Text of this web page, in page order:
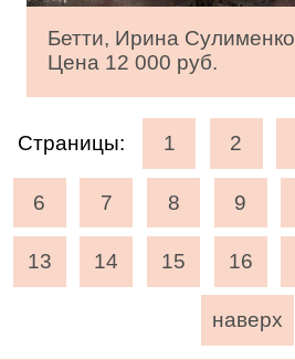
Бетти, Ирина Сулименко
Цена 12 000 руб.
Страницы: 1 2
6 7 8 9
13 14 15 16
наверх